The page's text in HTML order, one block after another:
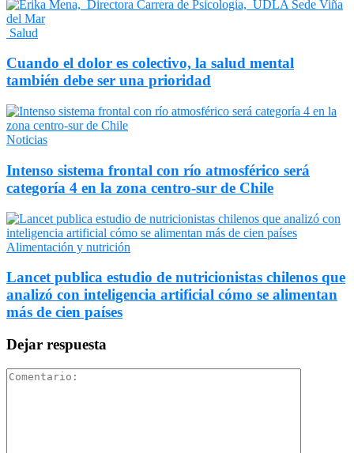
Salud
Cuando el dolor es colectivo, la salud mental
también debe ser una prioridad
Noticias
Intenso sistema frontal con río atmosférico será
categoría 4 en la zona centro-sur de Chile
Alimentación y nutrición
Lancet publica estudio de nutricionistas chilenos que
analizó con inteligencia artificial cómo se alimentan
más de cien países
Dejar respuesta